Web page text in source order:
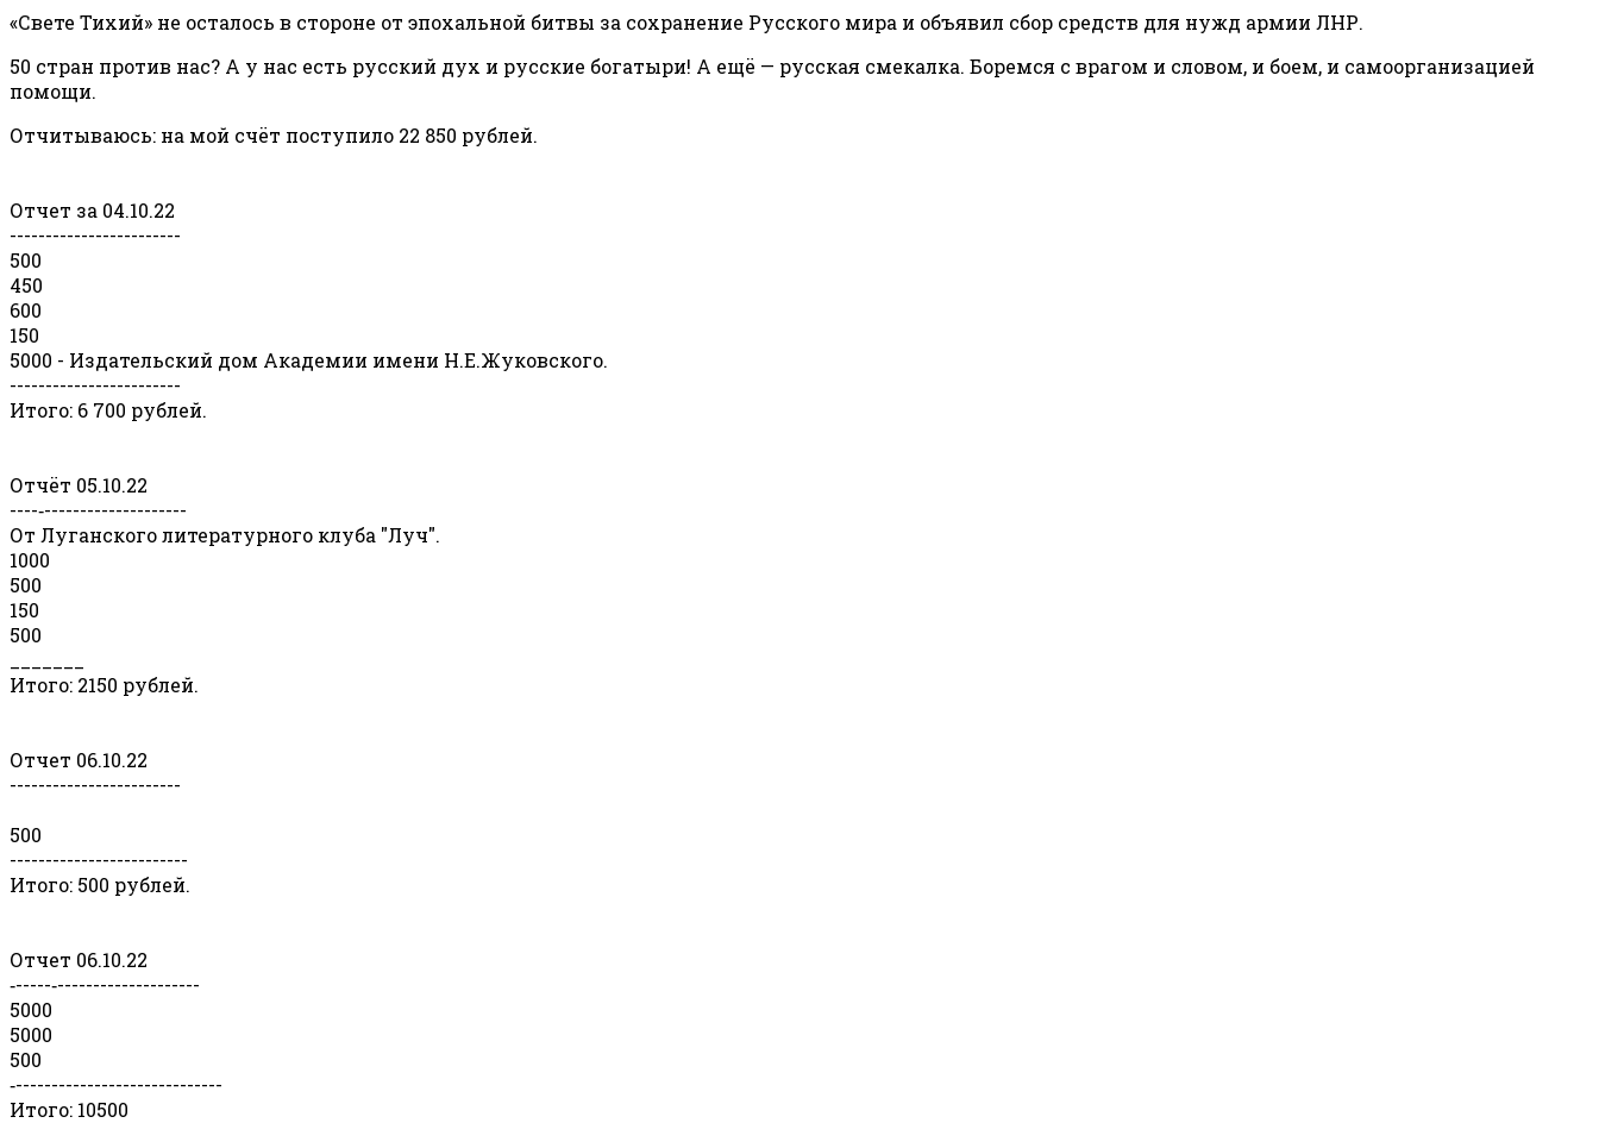
«Свете Тихий» не осталось в стороне от эпохальной битвы за сохранение Русского мира и объявил сбор средств для нужд армии ЛНР.
50 стран против нас? А у нас есть русский дух и русские богатыри! А ещё — русская смекалка. Боремся с врагом и словом, и боем, и самоорганизацией
помощи.
Отчитываюсь: на мой счёт поступило 22 850 рублей.
Отчет за 04.10.22
------------------------
500
450
600
150
5000 - Издательский дом Академии имени Н.Е.Жуковского.
------------------------
Итого: 6 700 рублей.
Отчёт 05.10.22
----‐--------------------
От Луганского литературного клуба "Луч".
1000
500
150
500
Итого: 2150 рублей.
Отчет 06.10.22
------------------------
500
-------------------------
Итого: 500 рублей.
Отчет 06.10.22
‐-----‐--------------------
5000
5000
500
‐-----------------------------
Итого: 10500